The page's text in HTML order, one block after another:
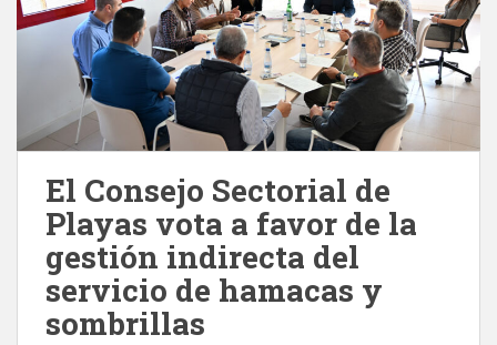
El Consejo Sectorial de
Playas vota a favor de la
gestión indirecta del
servicio de hamacas y
sombrillas